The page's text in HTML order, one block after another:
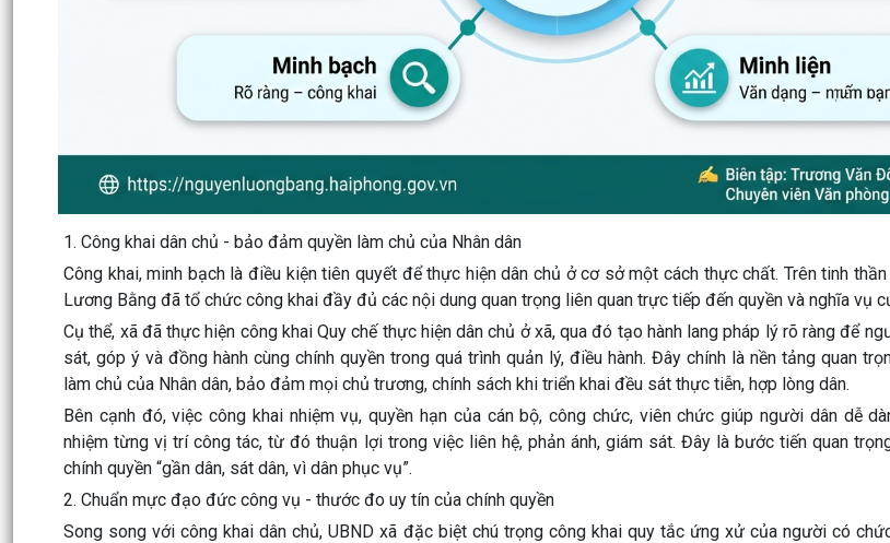
1. Công khai dân chủ - bảo đảm quyền làm chủ của Nhân dân
Công khai, minh bạch là điều kiện tiên quyết để thực hiện dân chủ ở cơ sở một cách thực chất. Trên tinh
Lương Bằng đã tổ chức công khai đầy đủ các nội dung quan trọng liên quan trực tiếp đến quyền và nghĩa vụ
Cụ thể, xã đã thực hiện công khai Quy chế thực hiện dân chủ ở xã, qua đó tạo hành lang pháp lý rõ ràng để
sát, góp ý và đồng hành cùng chính quyền trong quá trình quản lý, điều hành. Đây chính là nền tảng quan
làm chủ của Nhân dân, bảo đảm mọi chủ trương, chính sách khi triển khai đều sát thực tiễn, hợp lòng dân.
Bên cạnh đó, việc công khai nhiệm vụ, quyền hạn của cán bộ, công chức, viên chức giúp người dân dễ
nhiệm từng vị trí công tác, từ đó thuận lợi trong việc liên hệ, phản ánh, giám sát. Đây là bước tiến quan
chính quyền “gần dân, sát dân, vì dân phục vụ”.
2. Chuẩn mực đạo đức công vụ - thước đo uy tín của chính quyền
Song song với công khai dân chủ, UBND xã đặc biệt chú trọng công khai quy tắc ứng xử của người có